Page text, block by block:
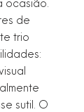
de
trio
sutil. O